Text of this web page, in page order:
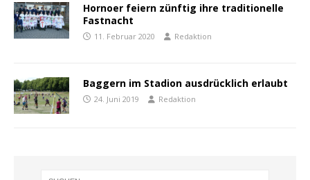
Hornoer feiern zünftig ihre traditionelle
Fastnacht
11. Februar 2020 Redaktion
Baggern im Stadion ausdrücklich erlaubt
24. Juni 2019 Redaktion